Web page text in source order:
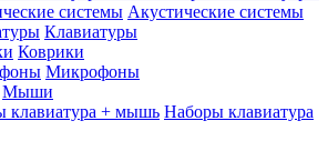
Акустические системы
Клавиатуры
Коврики
Микрофоны
Мыши
Наборы клавиатура